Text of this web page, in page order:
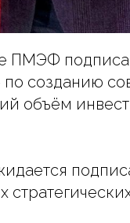
ПМЭФ
созданию
объём